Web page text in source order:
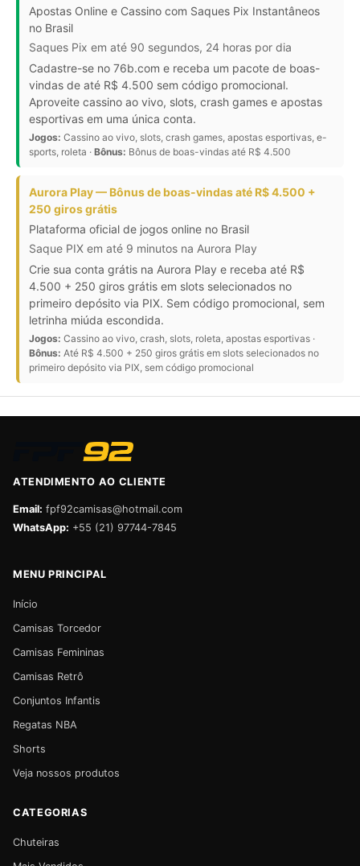
Apostas Online e Cassino com Saques Pix Instantâneos
no Brasil
Saques Pix em até 90 segundos, 24 horas por dia
Cadastre-se no 76b.com e receba um pacote de boas-
vindas de até R$ 4.500 sem código promocional.
Aproveite cassino ao vivo, slots, crash games e apostas
esportivas em uma única conta.
Jogos: Cassino ao vivo, slots, crash games, apostas esportivas, e-
sports, roleta · Bônus: Bônus de boas-vindas até R$ 4.500
Aurora Play — Bônus de boas-vindas até R$ 4.500 +
250 giros grátis
Plataforma oficial de jogos online no Brasil
Saque PIX em até 9 minutos na Aurora Play
Crie sua conta grátis na Aurora Play e receba até R$
4.500 + 250 giros grátis em slots selecionados no
primeiro depósito via PIX. Sem código promocional, sem
letrinha miúda escondida.
Jogos: Cassino ao vivo, crash, slots, roleta, apostas esportivas ·
Bônus: Até R$ 4.500 + 250 giros grátis em slots selecionados no
primeiro depósito via PIX, sem código promocional
ATENDIMENTO AO CLIENTE
Email: fpf92camisas@hotmail.com
WhatsApp: +55 (21) 97744-7845
MENU PRINCIPAL
Início
Camisas Torcedor
Camisas Femininas
Camisas Retrô
Conjuntos Infantis
Regatas NBA
Shorts
Veja nossos produtos
CATEGORIAS
Chuteiras